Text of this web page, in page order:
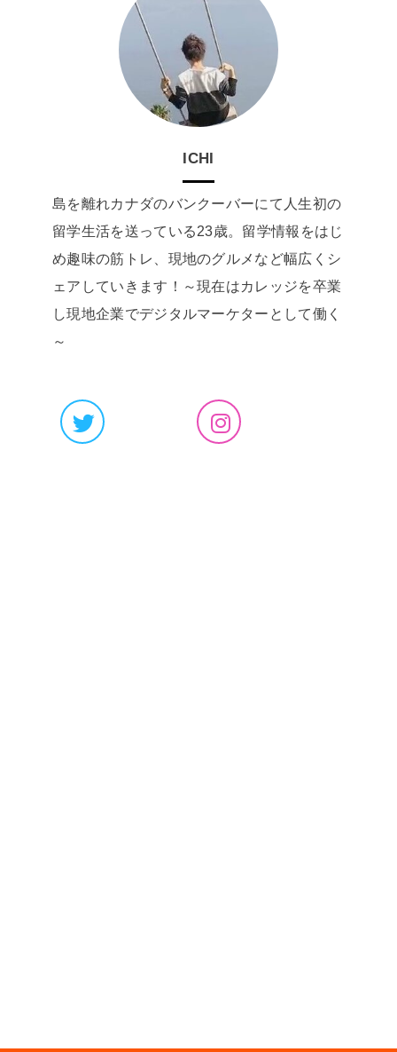
ICHI
島を離れカナダのバンクーバーにて人生初の
留学生活を送っている23歳。留学情報をはじ
め趣味の筋トレ、現地のグルメなど幅広くシ
ェアしていきます！～現在はカレッジを卒業
し現地企業でデジタルマーケターとして働く
～